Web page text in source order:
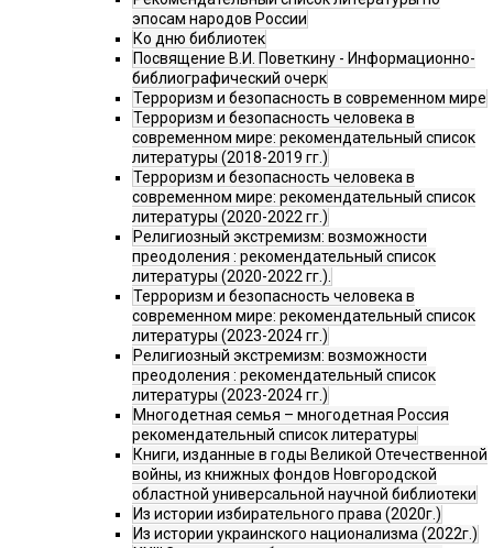
эпосам народов России
Ко дню библиотек
Посвящение В.И. Поветкину - Информационно-
библиографический очерк
Терроризм и безопасность в современном мире
Терроризм и безопасность человека в
современном мире: рекомендательный список
литературы (2018-2019 гг.)
Терроризм и безопасность человека в
современном мире: рекомендательный список
литературы (2020-2022 гг.)
Религиозный экстремизм: возможности
преодоления : рекомендательный список
литературы (2020-2022 гг.).
Терроризм и безопасность человека в
современном мире: рекомендательный список
литературы (2023-2024 гг.)
Религиозный экстремизм: возможности
преодоления : рекомендательный список
литературы (2023-2024 гг.)
Многодетная семья – многодетная Россия
рекомендательный список литературы
Книги, изданные в годы Великой Отечественной
войны, из книжных фондов Новгородской
областной универсальной научной библиотеки
Из истории избирательного права (2020г.)
Из истории украинского национализма (2022г.)